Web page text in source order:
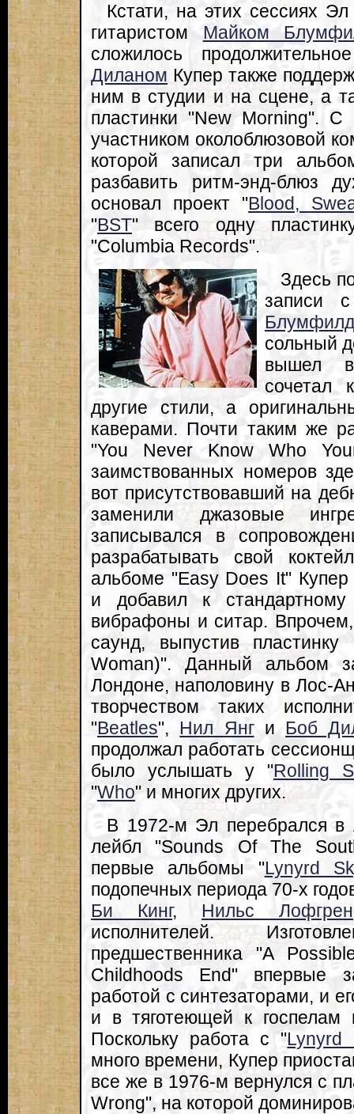
Кстати, на этих сессиях
гитаристом Майком
сложилось
Диланом Купер также
ним в студии и на сцене, а
пластинки "New Morning".
участником околоблюзовой
которой записал три
разбавить ритм-энд-блюз
основал проект "Blood,
"BST" всего одну
"Columbia Records".
Здесь
записи
сольный
вышел
сочетал
другие стили, а
каверами. Почти таким же
"You Never Know Who
заимствованных номеров
вот присутствовавший на
заменили джазовые
записывался в
разрабатывать свой
альбоме "Easy Does It"
и добавил к
вибрафоны и ситар.
саунд, выпустив
Woman)". Данный альбом
Лондоне, наполовину в Лос-
творчеством таких
"Beatles", Нил Янги Боб
продолжал работать
было услышать у "Rolling
"Who" и многих других.
В 1972-м Эл перебрался в
лейбл "Sounds Of The
первые альбомы "Lynyrd
подопечных периода 70-х
Би Кинг, Нильс Лофгрен
исполнителей.
предшественника "A
Childhoods End" впервые
работой с синтезаторами, и
и в тяготеющей к госпелам
Поскольку работа с "Lynyrd
много времени, Купер
все же в 1976-м вернулся с
Wrong", на которой